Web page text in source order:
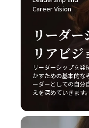
新たなビジネスモデ
多く存在します。
戦い方に加え、テク
融合が、企業の競
間違いありません。
場分析に注力し、
とが求められます。 まとめ 本記事では、2025年という変
革の時代において、
しい市場環境の中で
要性とその具体的
ドオーシャンとは、
し、価格競争や限
を求めることで、タ
がり、結果として
じて、先延ばし癖
ず、自己成長やキ
する課題です。20
に追われる中で、
主体的かつ計画的な
功に不可欠であると
ーンを見直し、ここ
で、徐々に「後回
す。 最終的には、
を有効活用するた
Career Vision
リーダ
リアビジ
リーダーシップを発
かすための基本的な
ーダーとしての自分
えを深めていきます。